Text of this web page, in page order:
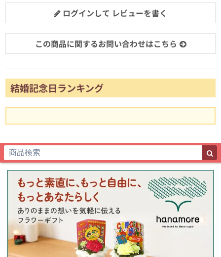
ログインして レビューを書く
この商品に関するお問い合わせはこちら
結婚記念日ランキング